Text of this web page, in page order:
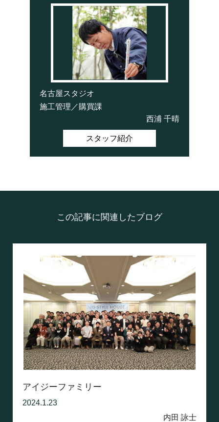
名古屋スタジオ
施工管理／購買課
西浦 千晴
スタッフ紹介
この記事に関連したブログ
アイジーファミリー
2024.1.23
内田 詠士